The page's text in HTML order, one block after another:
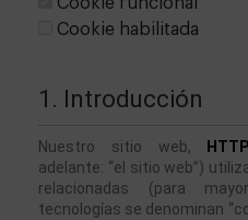
Cookie habilitada
1. Introducción
Nuestro sitio web,
adelante: “el sitio web”)
relacionadas (para
tecnologías se denominan